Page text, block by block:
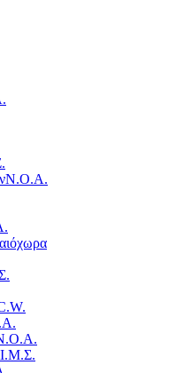
Ν.Ο.Α.
Ι.Μ.Σ.